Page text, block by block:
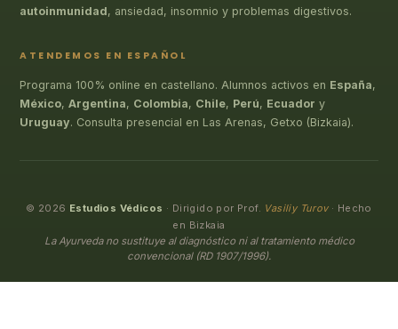
autoinmunidad, ansiedad, insomnio y problemas digestivos.
ATENDEMOS EN ESPAÑOL
Programa 100% online en castellano. Alumnos activos en España,
México, Argentina, Colombia, Chile, Perú, Ecuador y
Uruguay. Consulta presencial en Las Arenas, Getxo (Bizkaia).
© 2026 Estudios Védicos · Dirigido por Prof. Vasiliy Turov· Hecho
en Bizkaia
La Ayurveda no sustituye al diagnóstico ni al tratamiento médico
convencional (RD 1907/1996).